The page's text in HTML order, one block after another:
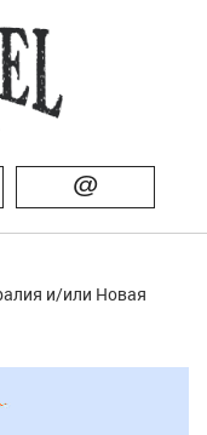
@
и/или Новая